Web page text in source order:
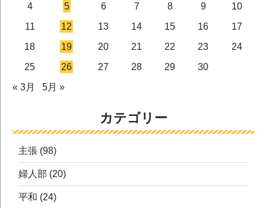
4
5 6 7 8 9
10
11
12 13 14 15 16
17
18
19 20 21 22 23
24
25
26 27 28 29
30
« 3月
5月 »
カテゴリー
主張 (98)
婦人部 (20)
平和 (24)